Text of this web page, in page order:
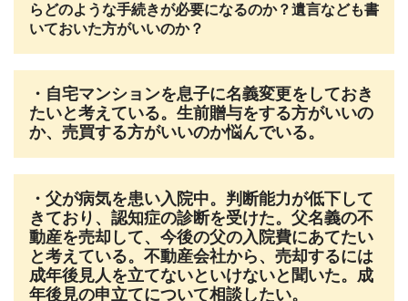
らどのような手続きが必要になるのか？遺言なども書
いておいた方がいいのか？
・自宅マンションを息子に名義変更をしておき
たいと考えている。生前贈与をする方がいいの
か、売買する方がいいのか悩んでいる。
・父が病気を患い入院中。判断能力が低下して
きており、認知症の診断を受けた。父名義の不
動産を売却して、今後の父の入院費にあてたい
と考えている。不動産会社から、売却するには
成年後見人を立てないといけないと聞いた。成
年後見の申立てについて相談したい。